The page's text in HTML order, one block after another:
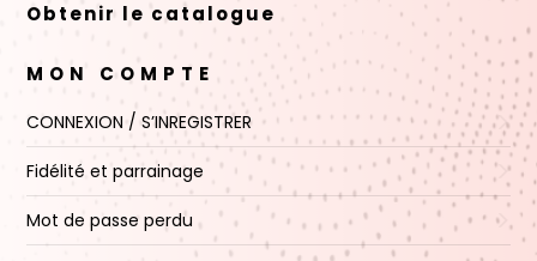
Obtenir le catalogue
MON COMPTE
CONNEXION / S’INREGISTRER
Fidélité et parrainage
Mot de passe perdu